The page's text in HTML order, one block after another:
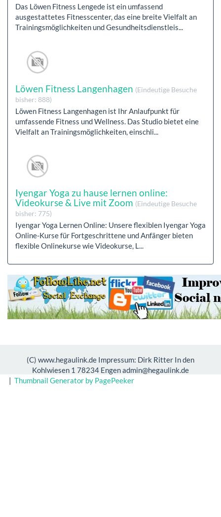
Das Löwen Fitness Lengede ist ein umfassend
ausgestattetes Fitnesscenter, das eine breite Vielfalt an
Trainingsmöglichkeiten und Gesundheitsdienstleis...
Löwen Fitness Langenhagen (Eindeutige Besuche
bisher: 888)
Löwen Fitness Langenhagen ist Ihr Anlaufpunkt für
umfassende Fitness und Wellness. Das Studio bietet eine
Vielfalt an Trainingsmöglichkeiten, einschli...
Iyengar Yoga zu hause lernen online:
Videokurse & Live mit Zoom (Eindeutige Besuche
bisher: 775)
Iyengar Yoga Lernen Online: Unsere flexiblen Iyengar Yoga
Online-Kurse für Fortgeschrittene und Anfänger bieten
flexible Onlinekurse wie Videokurse, L...
(C) www.hegaulink.de Impressum: Dirk Ritter In den
Kohlwiesen 1 78234 Engen admin@hegaulink.de
| Thumbnail Generator by PagePeeker